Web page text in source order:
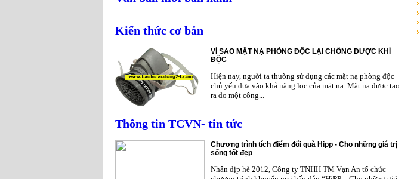
Kiến thức cơ bản
VÌ SAO MẶT NẠ PHÒNG ĐỘC LẠI CHỐNG ĐƯỢC KHÍ
ĐỘC
Hiện nay, người ta thưòng sử dụng các mặt nạ phòng độc
chủ yếu dựa vào khả năng lọc của mặt nạ. Mặt nạ được tạo
ra do một công...
Thông tin TCVN- tin tức
Chương trình tích điểm đổi quà Hipp - Cho những giá trị
sống tốt đẹp
Nhân dịp hè 2012, Công ty TNHH TM Vạn An tổ chức